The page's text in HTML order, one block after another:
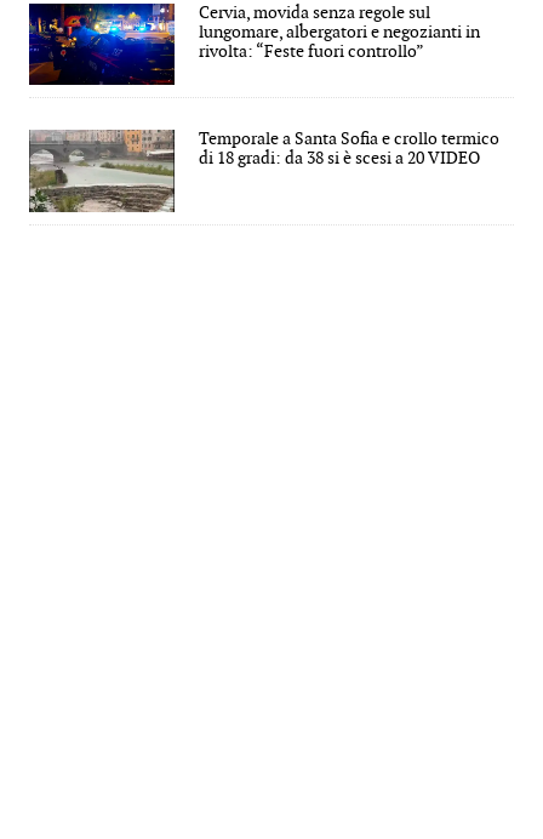
Cervia, movida senza regole sul
lungomare, albergatori e negozianti in
rivolta: “Feste fuori controllo”
Temporale a Santa Sofia e crollo termico
di 18 gradi: da 38 si è scesi a 20 VIDEO